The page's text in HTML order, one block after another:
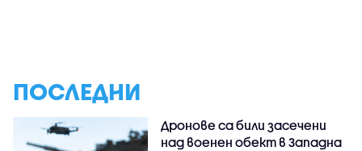
ПОСЛЕДНИ
Дронове са били засечени
над военен обект в Западна